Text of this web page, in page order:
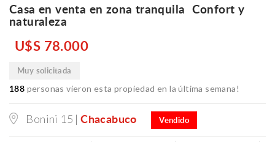
Casa en venta en zona tranquila  Confort y
naturaleza
U$S 78.000
Muy solicitada
188 personas vieron esta propiedad en la última semana!
Bonini 15 |Chacabuco Vendido